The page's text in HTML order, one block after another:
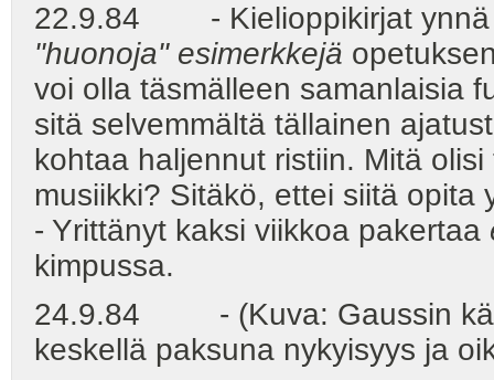
22.9.84 - Kielioppikirjat ynnä
"huonoja" esimerkkejä
voi olla täsmälleen samanlaisia
sitä selvemmältä tällainen
kohtaa haljennut ristiin. Mitä
musiikki? Sitäkö, ettei siitä opita
- Yrittänyt kaksi viikkoa pakertaa
kimpussa.
24.9.84 - (Kuva: Gaussin
keskellä paksuna nykyisyys ja